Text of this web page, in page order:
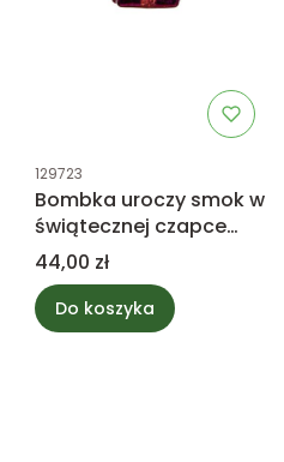
Kod produktu
129723
Bombka uroczy smok w
świątecznej czapce
11cm
Cena
44,00 zł
Do koszyka